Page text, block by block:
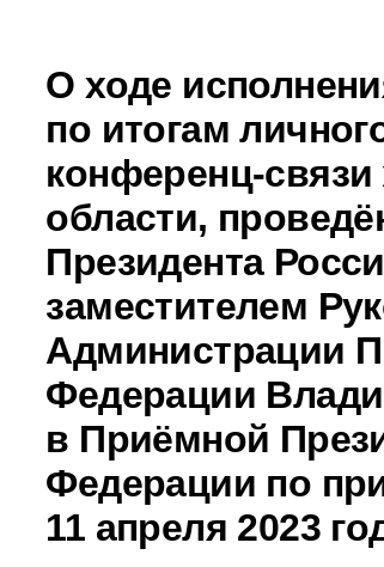
О ходе
по итогам
конференц-
области,
Президента
заместителем
Администрации
Федерации
в Приёмной
Федерации по
11 апреля 2023